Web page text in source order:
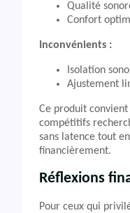
Qualité
Confort
Inconvénients :
Isolation
Ajustement
Ce produit
compétitifs
sans latence tout
financièrement.
Réflexions
Pour ceux qui